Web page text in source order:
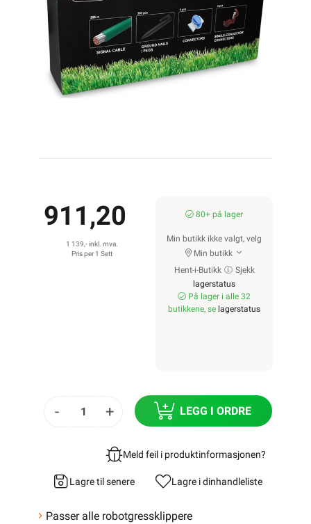
911,20
1 139,- inkl. mva.
Pris per 1 Sett
80+ på lager
Min butikk ikke valgt, velg
Min butikk
Hent-i-Butikk
Sjekk
lagerstatus
På lager i alle 32
butikkene, se lagerstatus
- + LEGG I ORDRE
Meld feil i produktinformasjonen?
Lagre til senere Lagre i dinhandleliste
Passer alle robotgressklippere